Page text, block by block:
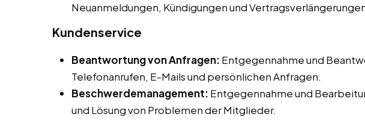
Neuanmeldungen, Kündigungen und
Kundenservice
Beantwortung von Anfragen: Entgegennahme und
Telefonanrufen, E-Mails und persönlichen Anfragen.
Beschwerdemanagement: Entgegennahme und
und Lösung von Problemen der Mitglieder.